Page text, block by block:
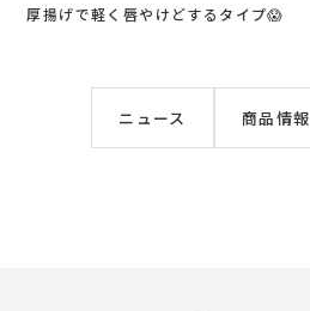
厚揚げで軽く唇やけどするタイプ😱
ニュース 商品情報